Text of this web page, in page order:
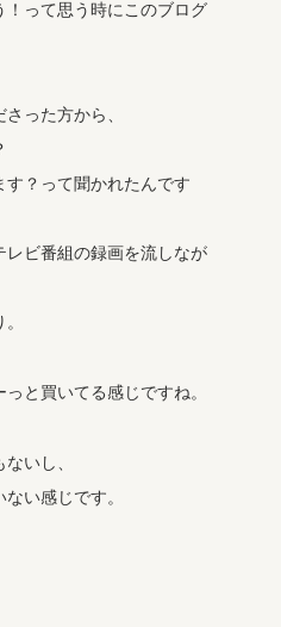
！って思う時にこのブログ
った方から、
す？って聞かれたんです
ビ番組の録画を流しなが
と買いてる感じですね。
いし、
い感じです。